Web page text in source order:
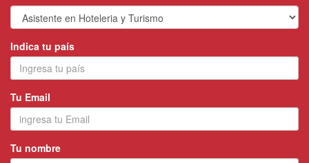
Indica tu país
Tu Email
Tu nombre